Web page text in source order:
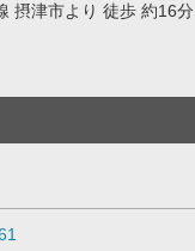
摂津市より 徒歩 約16分